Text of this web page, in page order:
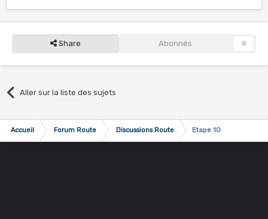
Share Abonnés 0
Aller sur la liste des sujets
Accueil Forum Route Discussions Route Etape 10